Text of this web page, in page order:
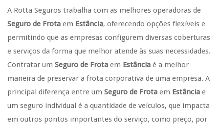
A Rotta Seguros trabalha com as melhores operadoras de
Seguro de Frota em Estância, oferecendo opções flexíveis e
permitindo que as empresas configurem diversas coberturas
e serviços da forma que melhor atende às suas necessidades.
Contratar um Seguro de Frota em Estância é a melhor
maneira de preservar a frota corporativa de uma empresa. A
principal diferença entre um Seguro de Frota em Estância e
um seguro individual é a quantidade de veículos, que impacta
em outros pontos importantes do serviço, como preço, por